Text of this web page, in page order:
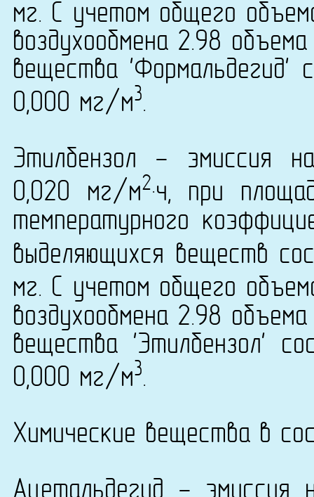
мг. С учетом общего
воздухообмена 2.98
вещества
0,000 мг/м3.
Этилбензол - эмиссия
0,020 мг/м2·ч, при
температурного
выделяющихся веществ
мг. С учетом общего
воздухообмена 2.98
вещества 'Этилбензол'
0,000 мг/м3.
Химические вещества в